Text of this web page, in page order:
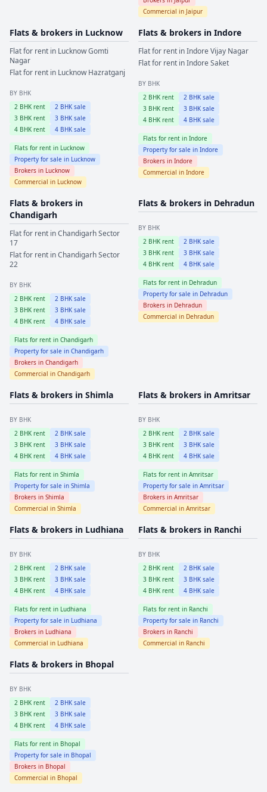
Commercial in Jaipur
Flats & brokers in Lucknow
Flat for rent in LucknowGomti
Nagar
Flat for rent in Lucknow Hazratganj
BY BHK
2 BHK rent 2 BHK sale
3 BHK rent 3 BHK sale
4 BHK rent 4 BHK sale
Flats for rent in Lucknow
Property for sale in Lucknow
Brokers in Lucknow
Commercial in Lucknow
Flats & brokers in Indore
Flat for rent inIndoreVijay Nagar
Flat for rent inIndoreSaket
BY BHK
2 BHK rent 2 BHK sale
3 BHK rent 3 BHK sale
4 BHK rent 4 BHK sale
Flats for rent in Indore
Property for sale in Indore
Brokers in Indore
Commercial in Indore
Flats & brokers in
Chandigarh
Flat for rent inChandigarhSector
17
Flat for rent inChandigarhSector
22
BY BHK
2 BHK rent 2 BHK sale
3 BHK rent 3 BHK sale
4 BHK rent 4 BHK sale
Flats for rent in Chandigarh
Property for sale in Chandigarh
Brokers in Chandigarh
Commercial in Chandigarh
Flats & brokers in Dehradun
BY BHK
2 BHK rent 2 BHK sale
3 BHK rent 3 BHK sale
4 BHK rent 4 BHK sale
Flats for rent in Dehradun
Property for sale in Dehradun
Brokers in Dehradun
Commercial in Dehradun
Flats & brokers in Shimla
BY BHK
2 BHK rent 2 BHK sale
3 BHK rent 3 BHK sale
4 BHK rent 4 BHK sale
Flats for rent in Shimla
Property for sale in Shimla
Brokers in Shimla
Commercial in Shimla
Flats & brokers in Amritsar
BY BHK
2 BHK rent 2 BHK sale
3 BHK rent 3 BHK sale
4 BHK rent 4 BHK sale
Flats for rent in Amritsar
Property for sale in Amritsar
Brokers in Amritsar
Commercial in Amritsar
Flats & brokers in Ludhiana
BY BHK
2 BHK rent 2 BHK sale
3 BHK rent 3 BHK sale
4 BHK rent 4 BHK sale
Flats for rent in Ludhiana
Property for sale in Ludhiana
Brokers in Ludhiana
Commercial in Ludhiana
Flats & brokers in Ranchi
BY BHK
2 BHK rent 2 BHK sale
3 BHK rent 3 BHK sale
4 BHK rent 4 BHK sale
Flats for rent in Ranchi
Property for sale in Ranchi
Brokers in Ranchi
Commercial in Ranchi
Flats & brokers in Bhopal
BY BHK
2 BHK rent 2 BHK sale
3 BHK rent 3 BHK sale
4 BHK rent 4 BHK sale
Flats for rent in Bhopal
Property for sale in Bhopal
Brokers in Bhopal
Commercial in Bhopal